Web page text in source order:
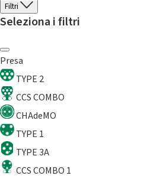
Filtri
Seleziona i filtri
Presa
TYPE 2
CCS COMBO
CHAdeMO
TYPE 1
TYPE 3A
CCS COMBO 1